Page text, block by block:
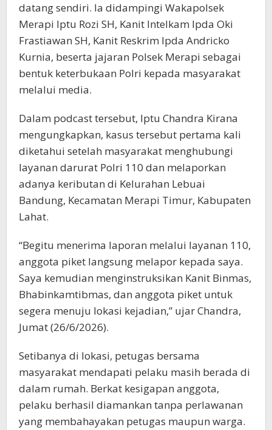
datang sendiri. Ia didampingi Wakapolsek
Merapi Iptu Rozi SH, Kanit Intelkam Ipda Oki
Frastiawan SH, Kanit Reskrim Ipda Andricko
Kurnia, beserta jajaran Polsek Merapi sebagai
bentuk keterbukaan Polri kepada masyarakat
melalui media.
Dalam podcast tersebut, Iptu Chandra Kirana
mengungkapkan, kasus tersebut pertama kali
diketahui setelah masyarakat menghubungi
layanan darurat Polri 110 dan melaporkan
adanya keributan di Kelurahan Lebuai
Bandung, Kecamatan Merapi Timur, Kabupaten
Lahat.
“Begitu menerima laporan melalui layanan 110,
anggota piket langsung melapor kepada saya.
Saya kemudian menginstruksikan Kanit Binmas,
Bhabinkamtibmas, dan anggota piket untuk
segera menuju lokasi kejadian,” ujar Chandra,
Jumat (26/6/2026).
Setibanya di lokasi, petugas bersama
masyarakat mendapati pelaku masih berada di
dalam rumah. Berkat kesigapan anggota,
pelaku berhasil diamankan tanpa perlawanan
yang membahayakan petugas maupun warga.